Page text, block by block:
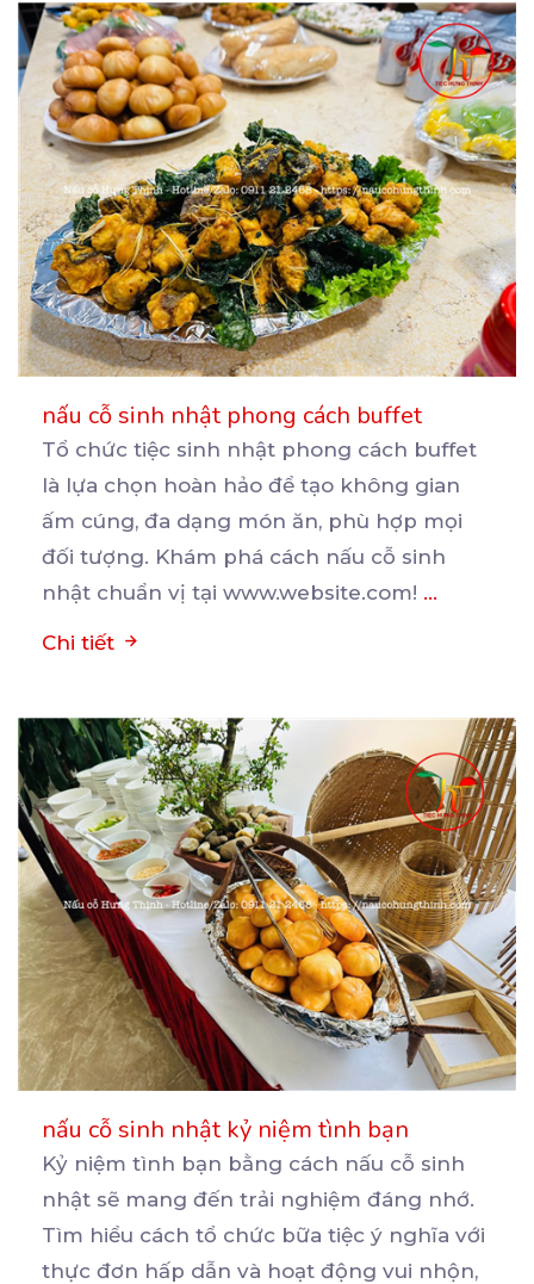
nấu cỗ sinh nhật phong cách buffet
Tổ chức tiệc sinh nhật phong cách buffet
là lựa chọn hoàn hảo để tạo không gian
ấm cúng, đa dạng món ăn, phù hợp mọi
đối tượng. Khám phá cách nấu cỗ sinh
nhật chuẩn vị tại www.website.com! ...
Chi tiết
nấu cỗ sinh nhật kỷ niệm tình bạn
Kỷ niệm tình bạn bằng cách nấu cỗ sinh
nhật sẽ mang đến trải nghiệm đáng nhớ.
Tìm hiểu cách tổ chức bữa tiệc ý nghĩa với
thực đơn hấp dẫn và hoạt động vui nhộn,